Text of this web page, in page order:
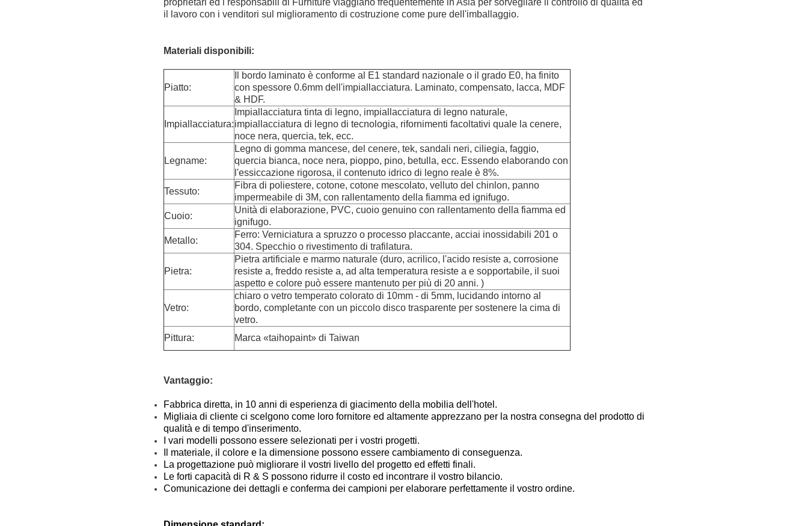
proprietari ed i responsabili di Furniture viaggiano frequentemente in Asia per sorvegliare il controllo di qualità ed
il lavoro con i venditori sul miglioramento di costruzione come pure dell'imballaggio.
Materiali disponibili:
Piatto:
Il bordo laminato è conforme al E1 standard nazionale o il grado E0, ha finito
con spessore 0.6mm dell'impiallacciatura. Laminato, compensato, lacca, MDF
& HDF.
Impiallacciatura:
Impiallacciatura tinta di legno, impiallacciatura di legno naturale,
impiallacciatura di legno di tecnologia, rifornimenti facoltativi quale la cenere,
noce nera, quercia, tek, ecc.
Legname:
Legno di gomma mancese, del cenere, tek, sandali neri, ciliegia, faggio,
quercia bianca, noce nera, pioppo, pino, betulla, ecc. Essendo elaborando con
l'essiccazione rigorosa, il contenuto idrico di legno reale è 8%.
Tessuto:
Fibra di poliestere, cotone, cotone mescolato, velluto del chinlon, panno
impermeabile di 3M, con rallentamento della fiamma ed ignifugo.
Cuoio:
Unità di elaborazione, PVC, cuoio genuino con rallentamento della fiamma ed
ignifugo.
Metallo:
Ferro: Verniciatura a spruzzo o processo placcante, acciai inossidabili 201 o
304. Specchio o rivestimento di trafilatura.
Pietra:
Pietra artificiale e marmo naturale (duro, acrilico, l'acido resiste a, corrosione
resiste a, freddo resiste a, ad alta temperatura resiste a e sopportabile, il suoi
aspetto e colore può essere mantenuto per più di 20 anni. )
Vetro:
chiaro o vetro temperato colorato di 10mm - di 5mm, lucidando intorno al
bordo, completante con un piccolo disco trasparente per sostenere la cima di
vetro.
Pittura:
Marca «taihopaint» di Taiwan
Vantaggio:
Fabbrica diretta, in 10 anni di esperienza di giacimento della mobilia dell'hotel.
Migliaia di cliente ci scelgono come loro fornitore ed altamente apprezzano per la nostra consegna del prodotto di
qualità e di tempo d'inserimento.
I vari modelli possono essere selezionati per i vostri progetti.
Il materiale, il colore e la dimensione possono essere cambiamento di conseguenza.
La progettazione può migliorare il vostri livello del progetto ed effetti finali.
Le forti capacità di R & S possono ridurre il costo ed incontrare il vostro bilancio.
Comunicazione dei dettagli e conferma dei campioni per elaborare perfettamente il vostro ordine.